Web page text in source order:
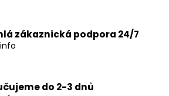
zákaznická podpora 24/7
do 2-3 dnů